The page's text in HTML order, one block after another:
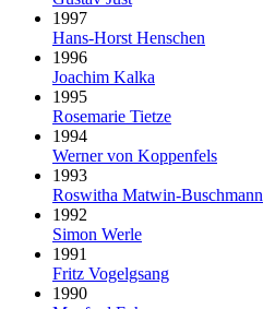
1997
Hans-Horst Henschen
1996
Joachim Kalka
1995
Rosemarie Tietze
1994
Werner von Koppenfels
1993
Roswitha Matwin-Buschmann
1992
Simon Werle
1991
Fritz Vogelgsang
1990